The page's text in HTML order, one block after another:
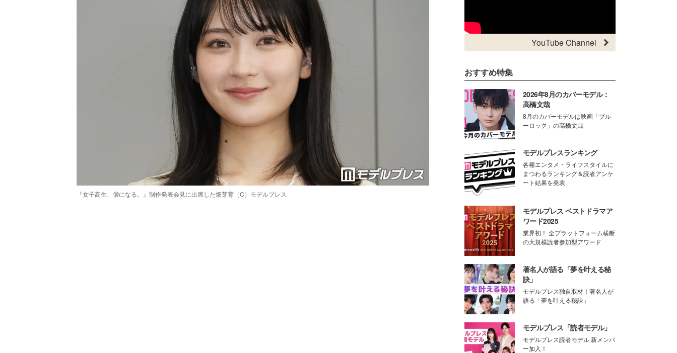
『女子高生、僧になる。』制作発表会見に出席した畑芽育（C）モデルプレス
YouTube Channel
おすすめ特集
2026年8月のカバーモデル：
高橋文哉
8月のカバーモデルは映画「ブル
ーロック」の高橋文哉
モデルプレスランキング
各種エンタメ・ライフスタイルに
まつわるランキング＆読者アンケ
ート結果を発表
モデルプレス ベストドラマア
ワード2025
業界初！ 全プラットフォーム横断
の大規模読者参加型アワード
著名人が語る「夢を叶える秘
訣」
モデルプレス独自取材！著名人が
語る「夢を叶える秘訣」
モデルプレス「読者モデル」
モデルプレス読者モデル 新メンバ
ー加入！